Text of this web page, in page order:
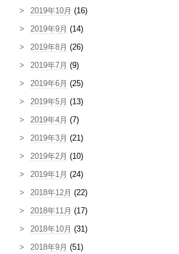
2019年10月 (16)
2019年9月 (14)
2019年8月 (26)
2019年7月 (9)
2019年6月 (25)
2019年5月 (13)
2019年4月 (7)
2019年3月 (21)
2019年2月 (10)
2019年1月 (24)
2018年12月 (22)
2018年11月 (17)
2018年10月 (31)
2018年9月 (51)